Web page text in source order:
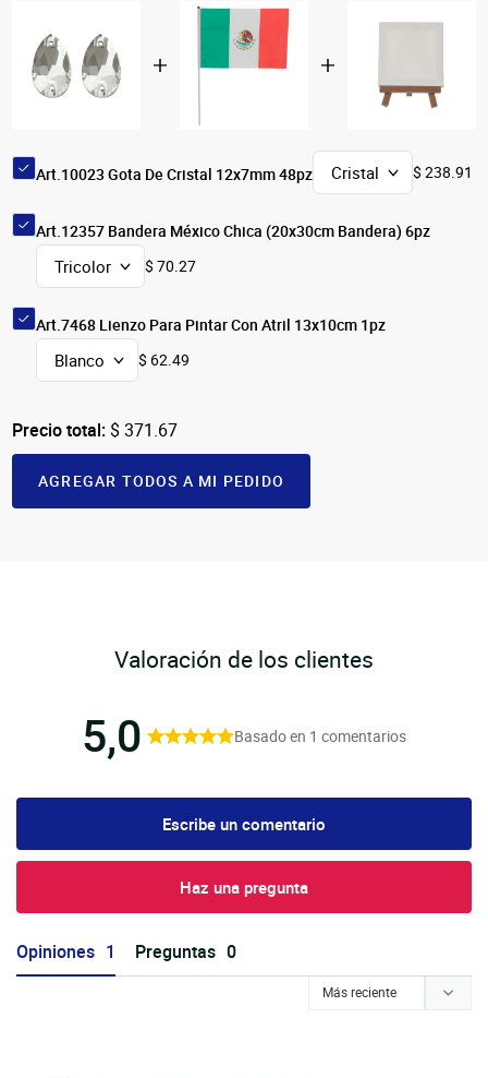
Art.10023 Gota De Cristal 12x7mm 48pz $ 238.91
Art.12357 Bandera México Chica (20x30cm Bandera) 6pz
$ 70.27
Art.7468 Lienzo Para Pintar Con Atril 13x10cm 1pz
$ 62.49
Precio total: $ 371.67
AGREGAR TODOS A MI PEDIDO
Valoración de los clientes
5,0 Basado en 1 comentarios
Escribe un comentario
Haz una pregunta
Opiniones Preguntas